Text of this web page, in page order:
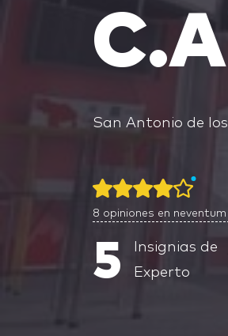
C.A
San Antonio de
8 opiniones en neventum
5
Insignias de
Experto